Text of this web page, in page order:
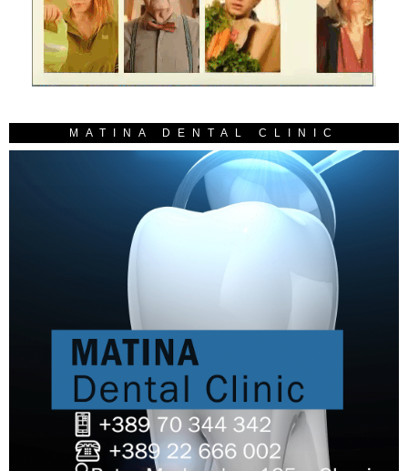
MATINA DENTAL CLINIC